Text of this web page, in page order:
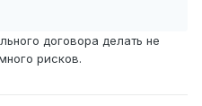
договора делать не
рисков.